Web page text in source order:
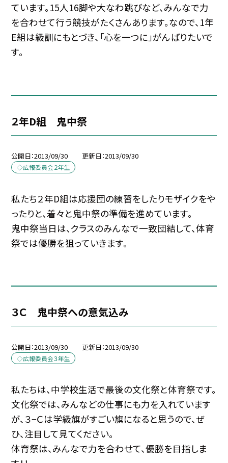
ています。15人16脚や大なわ跳びなど、みんなで力
を合わせて行う競技がたくさんあります。なので、1年
E組は級訓にもとづき、「心を一つに」がんばりたいで
す。
２年D組 鬼中祭
公開日 2013/09/30 更新日 2013/09/30
◇広報委員会２年生
私たち２年D組は応援団の練習をしたりモザイクをや
ったりと、着々と鬼中祭の準備を進めています。
鬼中祭当日は、クラスのみんなで一致団結して、体育
祭では優勝を狙っていきます。
３Ｃ 鬼中祭への意気込み
公開日 2013/09/30 更新日 2013/09/30
◇広報委員会３年生
私たちは、中学校生活で最後の文化祭と体育祭です。
文化祭では、みんなどの仕事にも力を入れています
が、３−Ｃは学級旗がすごい旗になると思うので、ぜ
ひ、注目して見てください。
体育祭は、みんなで力を合わせて、優勝を目指しま